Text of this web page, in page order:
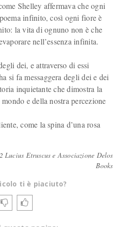
Shelley affermava che ogni
infinito, così ogni fiore è
la vita di ognuno non è che
nell’essenza infinita.
dei, e attraverso di essi
si fa messaggera degli dei e dei
inquietante che dimostra la
e della nostra percezione
come la spina d’una rosa
Etruscus e Associazione Delos
Books
ti è piaciuto?